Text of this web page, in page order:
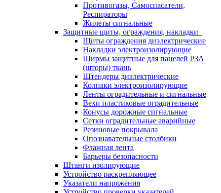
Противогазы, Самоспасатели,
Респираторы
Жилеты сигнальные
Защитные щиты, ограждения, накладки
Щиты ограждения диэлектрические
Накладки электроизолирующие
Ширмы защитные для панелей РЗА
(шторы) ткань
Штендеры диэлектрические
Колпаки электроизолирующие
Ленты оградительные и сигнальные
Вехи пластиковые оградительные
Конусы дорожные сигнальные
Сетки оградительные аварийные
Резиновые покрывала
Опознавательные столбики
Флажная лента
Барьеры безопасности
Штанги изолирующие
Устройство раскрепляющее
Указатели напряжения